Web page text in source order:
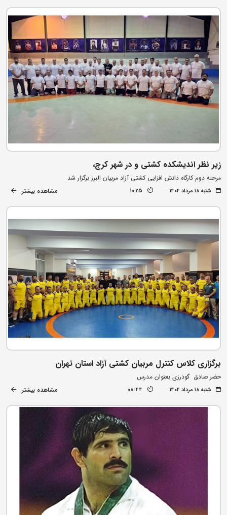
زیر نظر اندیشکده کشتی و در شهر کرج،
مرحله دوم کارگاه دانش افزایی کشتی آزاد مربیان البرز برگزار شد
شنبه ۱۸ مرداد ۱۴۰۴ 10:25 مشاهده بیشتر
برگزاری کلاس کنترل مربیان کشتی آزاد استان تهران
حضر صادق گودرزی بعنوان مدرس
شنبه ۱۸ مرداد ۱۴۰۴ 08:44 مشاهده بیشتر